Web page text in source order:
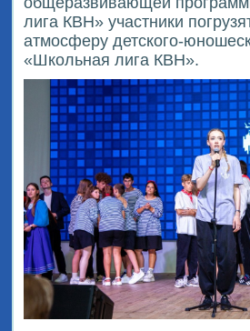
лига КВН» участники
атмосферу детского-
«Школьная лига КВН».